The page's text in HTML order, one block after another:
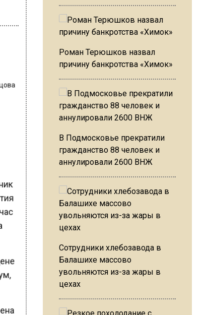
Роман Терюшков назвал
причину банкротства «Химок»
В Подмосковье прекратили
гражданство 88 человек и
аннулировали 2600 ВНЖ
Сотрудники хлебозавода в
Балашихе массово
увольняются из-за жары в
цехах